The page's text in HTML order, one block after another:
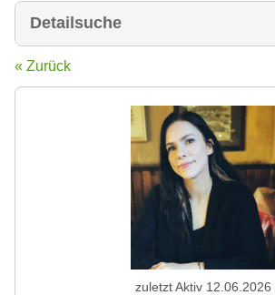
Detailsuche
« Zurück
zuletzt Aktiv 12.06.2026